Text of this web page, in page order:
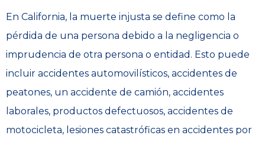
En California, la muerte injusta se define como la
pérdida de una persona debido a la negligencia o
imprudencia de otra persona o entidad. Esto puede
incluir accidentes automovilísticos, accidentes de
peatones, un accidente de camión, accidentes
laborales, productos defectuosos, accidentes de
motocicleta, lesiones catastróficas en accidentes por